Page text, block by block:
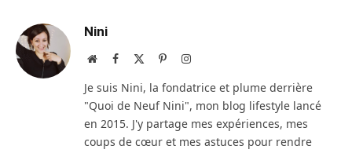
Nini
Site Facebook PinterestInstagram
Je suis Nini, la fondatrice et plume derrière
"Quoi de Neuf Nini", mon blog lifestyle lancé
en 2015. J'y partage mes expériences, mes
coups de cœur et mes astuces pour rendre